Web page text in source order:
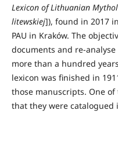
Lexicon of Lithuanian
litewskiej]), found in 2017
PAU in Kraków. The
documents and re-
more than a hundred
lexicon was finished in
those manuscripts. One
that they were catalogued